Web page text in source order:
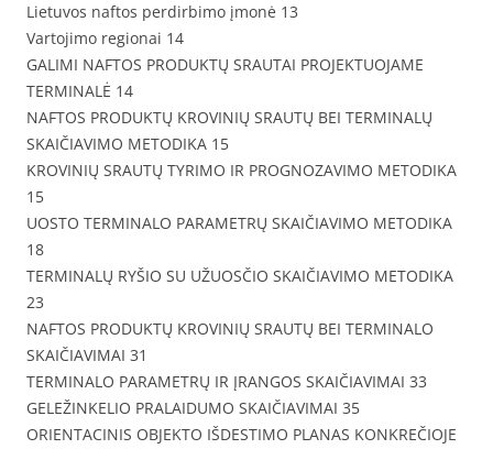
Lietuvos naftos perdirbimo įmonė 13
Vartojimo regionai 14
GALIMI NAFTOS PRODUKTŲ SRAUTAI PROJEKTUOJAME
TERMINALĖ 14
NAFTOS PRODUKTŲ KROVINIŲ SRAUTŲ BEI TERMINALŲ
SKAIČIAVIMO METODIKA 15
KROVINIŲ SRAUTŲ TYRIMO IR PROGNOZAVIMO METODIKA
15
UOSTO TERMINALO PARAMETRŲ SKAIČIAVIMO METODIKA
18
TERMINALŲ RYŠIO SU UŽUOSČIO SKAIČIAVIMO METODIKA
23
NAFTOS PRODUKTŲ KROVINIŲ SRAUTŲ BEI TERMINALO
SKAIČIAVIMAI 31
TERMINALO PARAMETRŲ IR ĮRANGOS SKAIČIAVIMAI 33
GELEŽINKELIO PRALAIDUMO SKAIČIAVIMAI 35
ORIENTACINIS OBJEKTO IŠDESTIMO PLANAS KONKREČIOJE